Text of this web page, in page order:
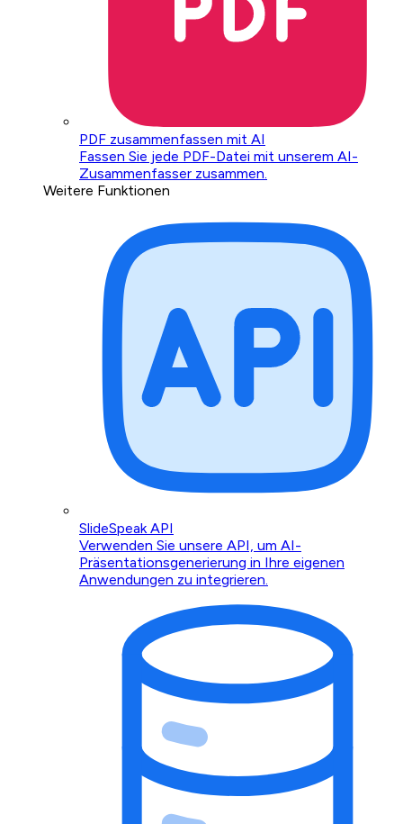
PDF zusammenfassen mit AI
Fassen Sie jede PDF-Datei mit unserem AI-
Zusammenfasser zusammen.
Weitere Funktionen
SlideSpeak API
Verwenden Sie unsere API, um AI-
Präsentationsgenerierung in Ihre eigenen
Anwendungen zu integrieren.